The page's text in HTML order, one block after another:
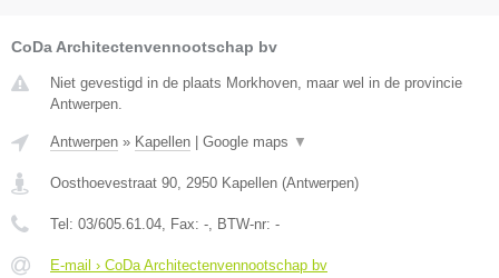
CoDa Architectenvennootschap bv
Niet gevestigd in de plaats Morkhoven, maar wel in de provincie
Antwerpen.
Antwerpen » Kapellen Google maps ▼
Oosthoevestraat 90 2950 Kapellen (Antwerpen)
Tel: 03/605.61.04 , Fax: - , BTW-nr: -
E-mail › CoDa Architectenvennootschap bv